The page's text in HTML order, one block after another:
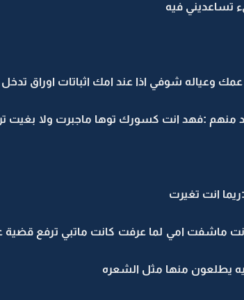
تساعديني فيه
عمك وعياله شوفي اذا عند امك اثباتات اوراق
منهم :فهد انت كسورك توها ماجبرت ولا
انت تغيرت
انت ماشفت امي لما عرفت كانت ماتبي ترفع
يطلعون منها مثل الشعره